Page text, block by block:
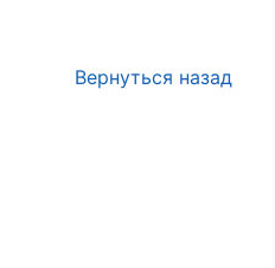
Вернуться назад